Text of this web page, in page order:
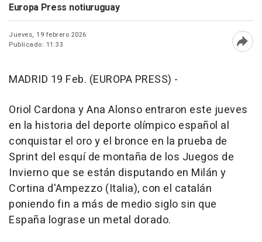
Europa Press notiuruguay
Jueves, 19 febrero 2026
Publicado: 11:33
MADRID 19 Feb. (EUROPA PRESS) -
Oriol Cardona y Ana Alonso entraron este jueves
en la historia del deporte olímpico español al
conquistar el oro y el bronce en la prueba de
Sprint del esquí de montaña de los Juegos de
Invierno que se están disputando en Milán y
Cortina d'Ampezzo (Italia), con el catalán
poniendo fin a más de medio siglo sin que
España lograse un metal dorado.